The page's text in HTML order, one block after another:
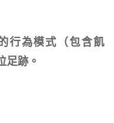
行為模式（包含飢
足跡。